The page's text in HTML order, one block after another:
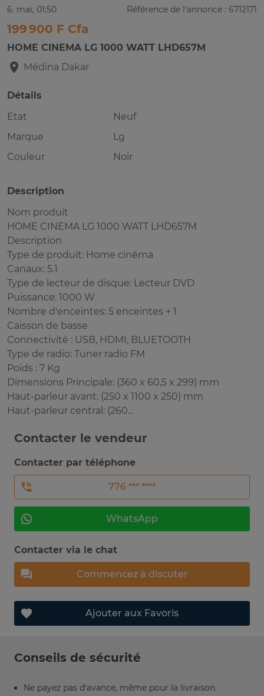
6. mai, 01:50 Référence de l'annonce : 6712171
199 900 F Cfa
HOME CINEMA LG 1000 WATT LHD657M
Médina Dakar
Détails
Etat
Neuf
Marque
Lg
Couleur
Noir
Description
Nom produit
HOME CINEMA LG 1000 WATT LHD657M
Description
Type de produit: Home cinéma
Canaux: 5.1
Type de lecteur de disque: Lecteur DVD
Puissance: 1000 W
Nombre d'enceintes: 5 enceintes + 1
Caisson de basse
Connectivité : USB, HDMI, BLUETOOTH
Type de radio: Tuner radio FM
Poids : 7 Kg
Dimensions Principale: (360 x 60,5 x 299) mm
Haut-parleur avant: (250 x 1100 x 250) mm
Haut-parleur central: (260...
Contacter le vendeur
Contacter par téléphone
776 *** ****
WhatsApp
Contacter via le chat
Commencez à discuter
Ajouter aux Favoris
Conseils de sécurité
Ne payez pas d’avance, même pour la livraison.